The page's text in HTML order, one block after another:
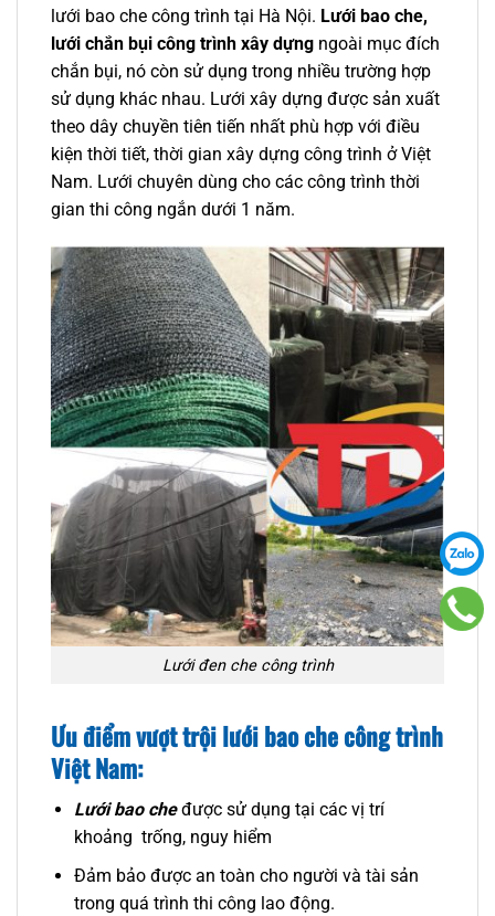
lưới bao che công trình tại Hà Nội. Lưới bao che,
lưới chắn bụi công trình xây dựng ngoài mục đích
chắn bụi, nó còn sử dụng trong nhiều trường hợp
sử dụng khác nhau. Lưới xây dựng được sản xuất
theo dây chuyền tiên tiến nhất phù hợp với điều
kiện thời tiết, thời gian xây dựng công trình ở Việt
Nam. Lưới chuyên dùng cho các công trình thời
gian thi công ngắn dưới 1 năm.
Lưới đen che công trình
Ưu điểm vượt trội lưới bao che công trình
Việt Nam:
Lưới bao cheđược sử dụng tại các vị trí
khoảng trống, nguy hiểm
Đảm bảo được an toàn cho người và tài sản
trong quá trình thi công lao động.